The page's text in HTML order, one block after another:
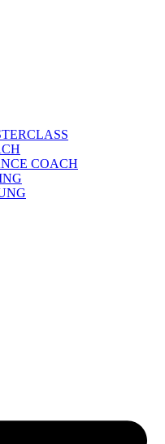
COACH